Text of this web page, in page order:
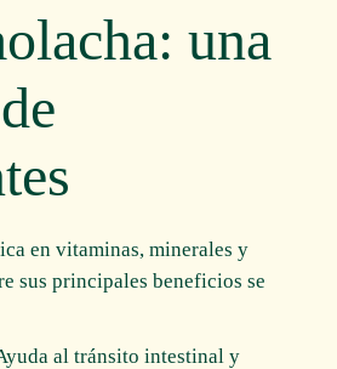
una
en vitaminas, minerales y
sus principales beneficios se
al tránsito intestinal y